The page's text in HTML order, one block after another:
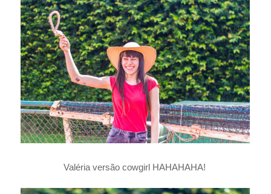
Valéria versão cowgirl HAHAHAHA!